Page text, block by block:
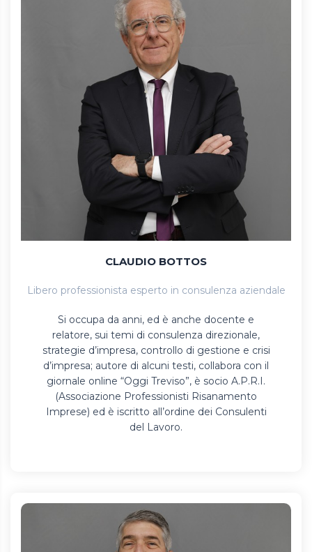
CLAUDIO BOTTOS
Libero professionista esperto in consulenza aziendale
Si occupa da anni, ed è anche docente e
relatore, sui temi di consulenza direzionale,
strategie d’impresa, controllo di gestione e crisi
d’impresa; autore di alcuni testi, collabora con il
giornale online “Oggi Treviso”, è socio A.P.R.I.
(Associazione Professionisti Risanamento
Imprese) ed è iscritto all’ordine dei Consulenti
del Lavoro.